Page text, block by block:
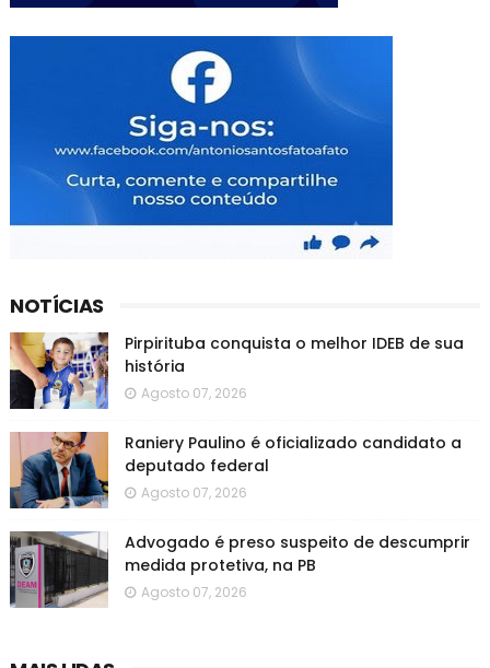
NOTÍCIAS
Pirpirituba conquista o melhor IDEB de sua
história
Agosto 07, 2026
Raniery Paulino é oficializado candidato a
deputado federal
Agosto 07, 2026
Advogado é preso suspeito de descumprir
medida protetiva, na PB
Agosto 07, 2026